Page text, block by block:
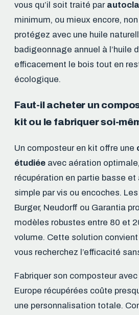
vous qu’il soit traité par
minimum, ou mieux encore,
protégez avec une huile
badigeonnage annuel à l’huile
efficacement le bois tout en
écologique.
Faut-il acheter un
kit ou le fabriquer soi-
Un composteur en kit offre une
étudiée avec aération
récupération en partie basse
simple par vis ou encoches.
Burger, Neudorff ou Garantia
modèles robustes entre 80 et
volume. Cette solution
vous recherchez l’efficacité
Fabriquer son composteur
Europe récupérées coûte
une personnalisation totale.